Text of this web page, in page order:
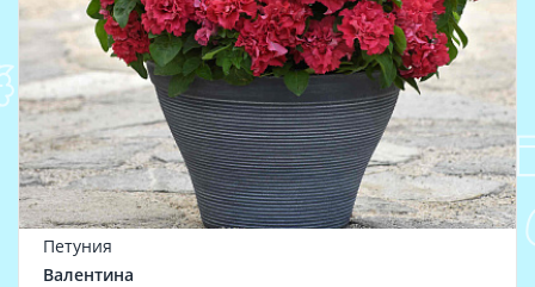
Петуния
Валентина